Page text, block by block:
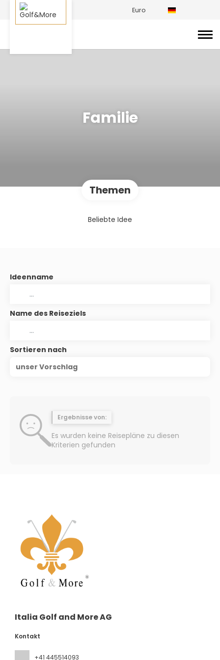
Euro
Familie
Themen
Beliebte Idee
Ideenname
Name des Reiseziels
Sortieren nach
unser Vorschlag
Ergebnisse von:
Es wurden keine Reisepläne zu diesen
Kriterien gefunden
Italia Golf and More AG
Kontakt
+41 445514093